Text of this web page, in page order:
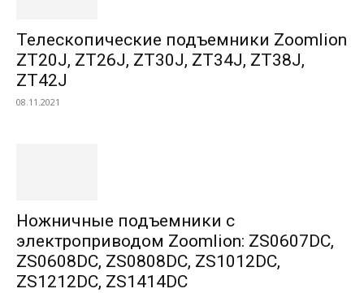
Телескопические подъемники Zoomlion
ZT20J, ZT26J, ZT30J, ZT34J, ZT38J,
ZT42J
08.11.2021
Ножничные подъемники с
электроприводом Zoomlion: ZS0607DC,
ZS0608DC, ZS0808DC, ZS1012DC,
ZS1212DC, ZS1414DC